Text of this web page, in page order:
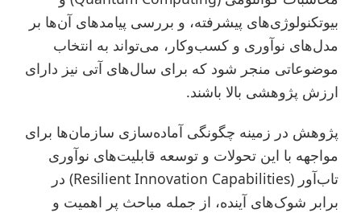
بیوتکنولوژی‌های پیشرفته، و بررسی پیامدهای آن‌ها بر
مدل‌های نوآوری و کسب‌وکار، می‌تواند به انتخاب
موضوعاتی منجر شود که برای سال‌های آتی نیز دارای
ارزش پژوهشی بالا باشند.
پژوهش در زمینه چگونگی آماده‌سازی سازمان‌ها برای
مواجهه با این تحولات و توسعه قابلیت‌های نوآوری
تاب‌آور (Resilient Innovation Capabilities) در
برابر شوک‌های آینده، از جمله مباحث پر اهمیت و